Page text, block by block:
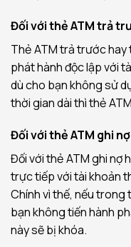
Đối với thẻ ATM trả
Thẻ ATM trả trước
phát hành độc lập với
dù cho bạn không sử
thời gian dài thì thẻ
Đối với thẻ ATM ghi nợ
Đối với thẻ ATM ghi nợ
trực tiếp với tài khoản
Chính vì thế, nếu trong
bạn không tiến hành
này sẽ bị khóa.